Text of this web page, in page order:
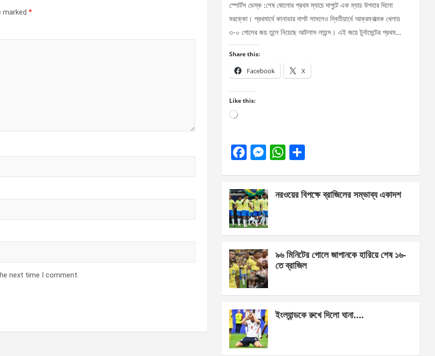
marked *
next time I comment.
স্পোর্টস ডেস্ক :শেষ ষোলোর প্রথম ম্যাচে দাপুটে এক ম্যাচ উপহার দিলো
মরক্কো। প্রথমার্ধে কানাডার দাপট সামলেও দ্বিতীয়ার্ধে আক্রমণাত্মক খেলায়
৩-০ গোলের জয় তুলে নিয়েছে আটলাস লায়ন্স। এই জয়ে টুর্নামেন্টের প্রথম…
Share this:
Facebook X
Like this:
Loading…
F
b
o
o
k
M
n
g
er
W
s
e
নরওয়ের বিপক্ষে ব্রাজিলের সম্ভাব্য একাদশ
৯৬ মিনিটের গোলে জাপানকে হারিয়ে শেষ ১৬-
তে ব্রাজিল
ইংল্যান্ডকে রুখে দিলো ঘানা….